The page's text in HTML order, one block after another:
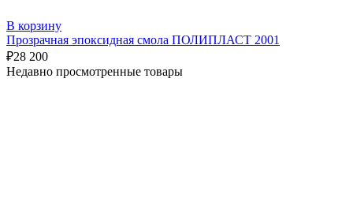
В корзину
Прозрачная эпоксидная смола ПОЛИПЛАСТ 2001
₽28 200
Недавно просмотренные товары